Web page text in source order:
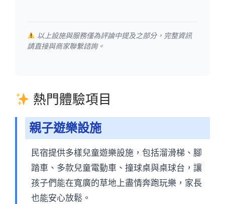
以上設施與服務僅為評論中提及之部分，完整資訊
請直接與商家聯繫諮詢。
熱門體驗項目
親子遊樂設施
民宿提供多樣兒童遊樂設施，包括溜滑梯、腳
踏車、多款兒童電動車、撞球桌與桌球台，讓
孩子們能在寬廣的草地上盡情奔跑玩樂，家長
也能安心放鬆。